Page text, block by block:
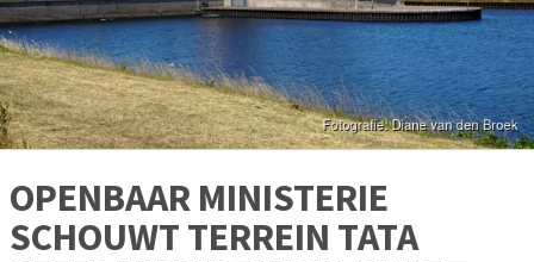
OPENBAAR MINISTERIE
SCHOUWT TERREIN TATA